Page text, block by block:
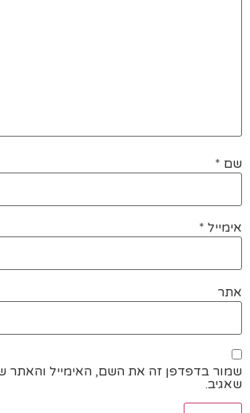
שם *
אימייל *
אתר
שמור בדפדפן זה את השם, האימייל והאתר
שאגיב.